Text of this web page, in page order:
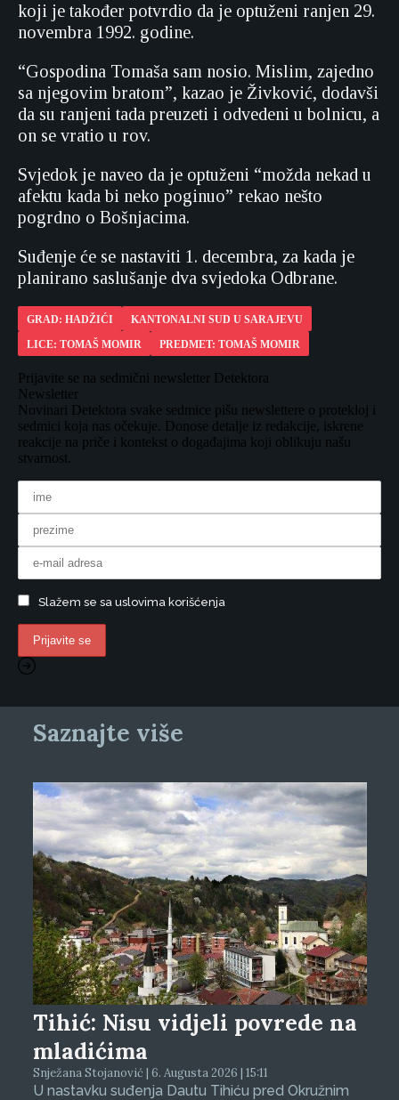
koji je također potvrdio da je optuženi ranjen 29.
novembra 1992. godine.
“Gospodina Tomaša sam nosio. Mislim, zajedno
sa njegovim bratom”, kazao je Živković, dodavši
da su ranjeni tada preuzeti i odvedeni u bolnicu, a
on se vratio u rov.
Svjedok je naveo da je optuženi “možda nekad u
afektu kada bi neko poginuo” rekao nešto
pogrdno o Bošnjacima.
Suđenje će se nastaviti 1. decembra, za kada je
planirano saslušanje dva svjedoka Odbrane.
GRAD: HADŽIĆI
KANTONALNI SUD U SARAJEVU
LICE: TOMAŠ MOMIR
PREDMET: TOMAŠ MOMIR
Prijavite se na sedmični newsletter Detektora
Newsletter
Novinari Detektora svake sedmice pišu newslettere o protekloj i
sedmici koja nas očekuje. Donose detalje iz redakcije, iskrene
reakcije na priče i kontekst o događajima koji oblikuju našu
stvarnost.
Slažem se sa uslovima korišćenja
Saznajte više
Tihić: Nisu vidjeli povrede na
mladićima
Snježana Stojanović | 6. Augusta 2026 | 15:11
U nastavku suđenja Dautu Tihiću pred Okružnim